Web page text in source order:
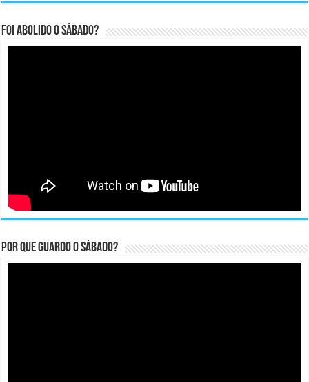
Foi abolido o sábado?
Por que guardo o Sábado?